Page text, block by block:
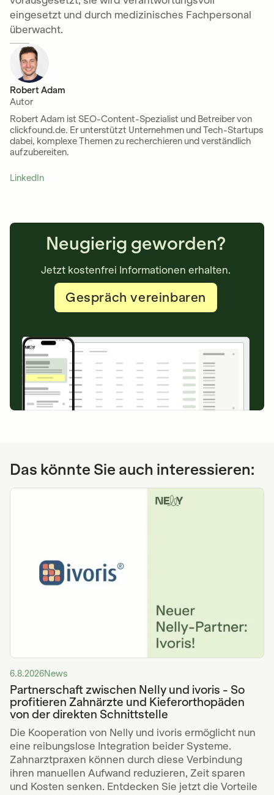
eingesetzt und durch medizinisches Fachpersonal
überwacht.
Robert Adam
Autor
Robert Adam ist SEO-Content-Spezialist und Betreiber von
clickfound.de. Er unterstützt Unternehmen und Tech-Startups
dabei, komplexe Themen zu recherchieren und verständlich
aufzubereiten.
LinkedIn
Neugierig geworden?
Jetzt kostenfrei Informationen erhalten.
Gespräch vereinbaren
Das könnte Sie auch interessieren:
6.8.2026News
Partnerschaft zwischen Nelly und ivoris - So
profitieren Zahnärzte und Kieferorthopäden
von der direkten Schnittstelle
Die Kooperation von Nelly und ivoris ermöglicht nun
eine reibungslose Integration beider Systeme.
Zahnarztpraxen können durch diese Verbindung
ihren manuellen Aufwand reduzieren, Zeit sparen
und Kosten senken. Entdecken Sie jetzt die Vorteile